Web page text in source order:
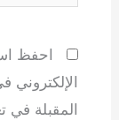
احفظ
المقبلة في